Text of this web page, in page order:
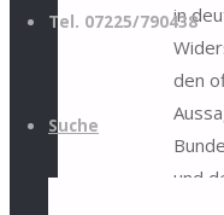
Tel. 07225/790438
Suche
in
den
und